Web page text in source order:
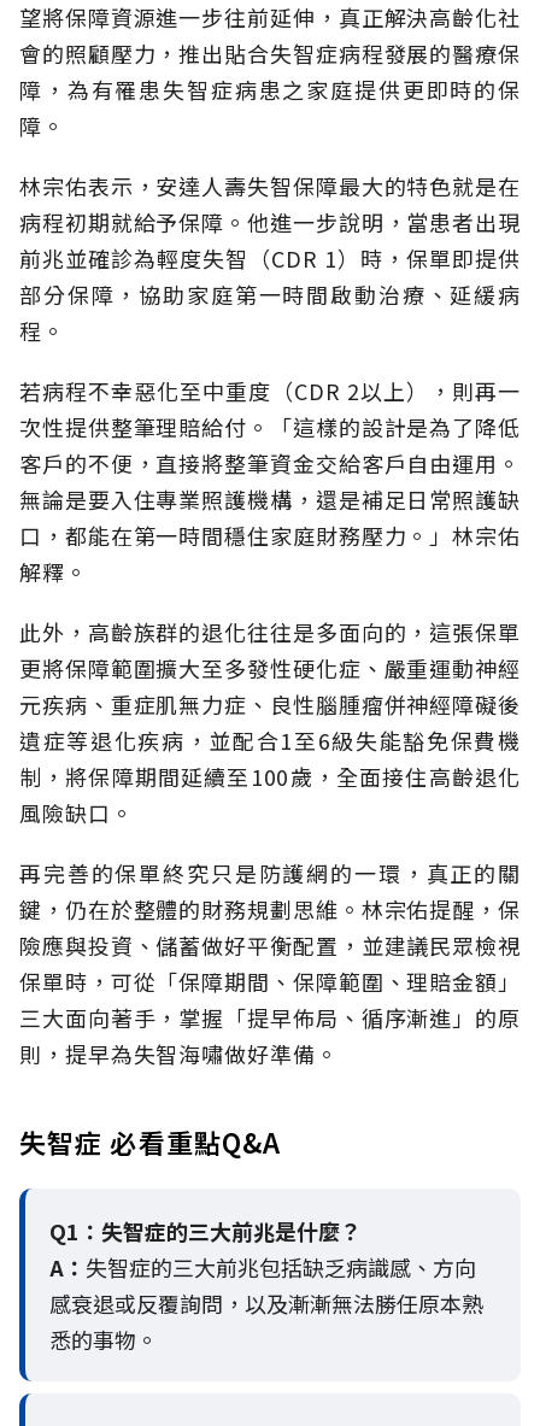
望將保障資源進一步往前延伸，真正解決高齡化社
會的照顧壓力，推出貼合失智症病程發展的醫療保
障，為有罹患失智症病患之家庭提供更即時的保
障。
林宗佑表示，安達人壽失智保障最大的特色就是在
病程初期就給予保障。他進一步說明，當患者出現
前兆並確診為輕度失智（CDR 1）時，保單即提供
部分保障，協助家庭第一時間啟動治療、延緩病
程。
若病程不幸惡化至中重度（CDR 2以上），則再一
次性提供整筆理賠給付。「這樣的設計是為了降低
客戶的不便，直接將整筆資金交給客戶自由運用。
無論是要入住專業照護機構，還是補足日常照護缺
口，都能在第一時間穩住家庭財務壓力。」林宗佑
解釋。
此外，高齡族群的退化往往是多面向的，這張保單
更將保障範圍擴大至多發性硬化症、嚴重運動神經
元疾病、重症肌無力症、良性腦腫瘤併神經障礙後
遺症等退化疾病，並配合1至6級失能豁免保費機
制，將保障期間延續至100歲，全面接住高齡退化
風險缺口。
再完善的保單終究只是防護網的一環，真正的關
鍵，仍在於整體的財務規劃思維。 林宗佑提醒，保
險應與投資、儲蓄做好平衡配置，並建議民眾檢視
保單時，可從「保障期間、保障範圍、理賠金額」
三大面向著手，掌握「提早佈局、循序漸進」的原
則，提早為失智海嘯做好準備。
失智症 必看重點Q&A
Q1：失智症的三大前兆是什麼？
A： 失智症的三大前兆包括缺乏病識感、方向
感衰退或反覆詢問，以及漸漸無法勝任原本熟
悉的事物。